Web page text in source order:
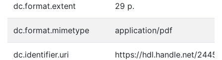
dc.format.extent 29 p.
dc.format.mimetype application/pdf
dc.identifier.uri https://hdl.handle.net/